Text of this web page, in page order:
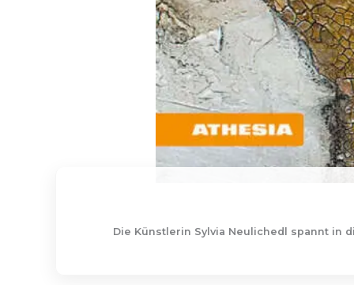
Die Künstlerin Sylvia Neulichedl spannt